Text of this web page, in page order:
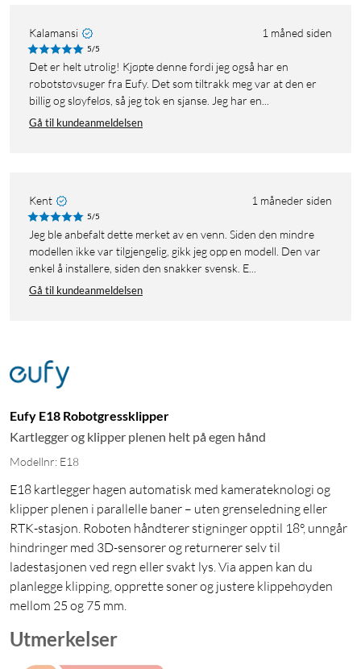
Kalamansi 1 måned siden
5/5
Det er helt utrolig! Kjøpte denne fordi jeg også har en
robotstøvsuger fra Eufy. Det som tiltrakk meg var at den er
billig og sløyfeløs, så jeg tok en sjanse. Jeg har en...
Gå til kundeanmeldelsen
Kent 1 måneder siden
5/5
Jeg ble anbefalt dette merket av en venn. Siden den mindre
modellen ikke var tilgjengelig, gikk jeg opp en modell. Den var
enkel å installere, siden den snakker svensk. E...
Gå til kundeanmeldelsen
Eufy E18 Robotgressklipper
Kartlegger og klipper plenen helt på egen hånd
Modellnr: E18
E18 kartlegger hagen automatisk med kamerateknologi og
klipper plenen i parallelle baner – uten grenseledning eller
RTK-stasjon. Roboten håndterer stigninger opptil 18°, unngår
hindringer med 3D-sensorer og returnerer selv til
ladestasjonen ved regn eller svakt lys. Via appen kan du
planlegge klipping, opprette soner og justere klippehøyden
mellom 25 og 75 mm.
Utmerkelser